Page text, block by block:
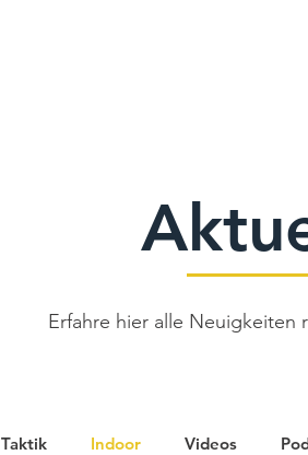
Erfahre hier alle Neuigkeiten
Taktik Indoor Videos